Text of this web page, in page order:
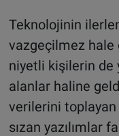
Teknolojinin
vazgeçilmez hale
niyetli kişilerin de
alanlar haline
verilerini toplayan
sızan yazılımlar